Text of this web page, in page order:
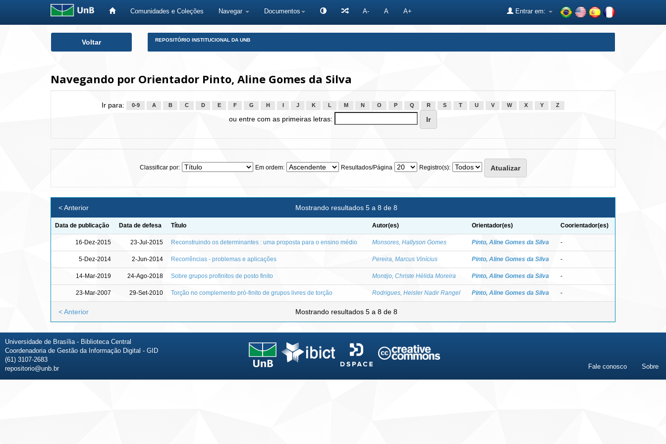
Comunidades e Coleções Navegar Documentos A- A A+ Entrar em:
Voltar REPOSITÓRIO INSTITUCIONAL DA UNB
Navegando por Orientador Pinto, Aline Gomes da Silva
Ir para: 0-9 A B C D E F G H J K L M N O P Q R S T U V W X Y Z
ou entre com as primeiras letras:
Classificar por: Em ordem: Resultados/Página Registro(s):
Mostrando resultados 5 a 8 de 8
< Anterior
Data de publicação Data de defesa Título Autor(es) Orientador(es) Coorientador(es)
16-Dez-2015 23-Jul-2015 Reconstruindo os determinantes : uma proposta para o ensino médio Monsores, Hallyson Gomes Pinto, Aline Gomes da Silva -
5-Dez-2014 2-Jun-2014 Recorrências - problemas e aplicações Pereira, Marcus Vinícius Pinto, Aline Gomes da Silva -
14-Mar-2019 24-Ago-2018 Sobre grupos profinitos de posto finito Montijo, Christe Hélida Moreira Pinto, Aline Gomes da Silva -
23-Mar-2007 29-Set-2010 Torção no complemento pró-finito de grupos livres de torção Rodrigues, Heisler Nadir Rangel Pinto, Aline Gomes da Silva -
Mostrando resultados 5 a 8 de 8
< Anterior
Universidade de Brasília - Biblioteca Central
Coordenadoria de Gestão da Informação Digital - GID
(61) 3107-2683
repositorio@unb.br
Fale conosco Sobre